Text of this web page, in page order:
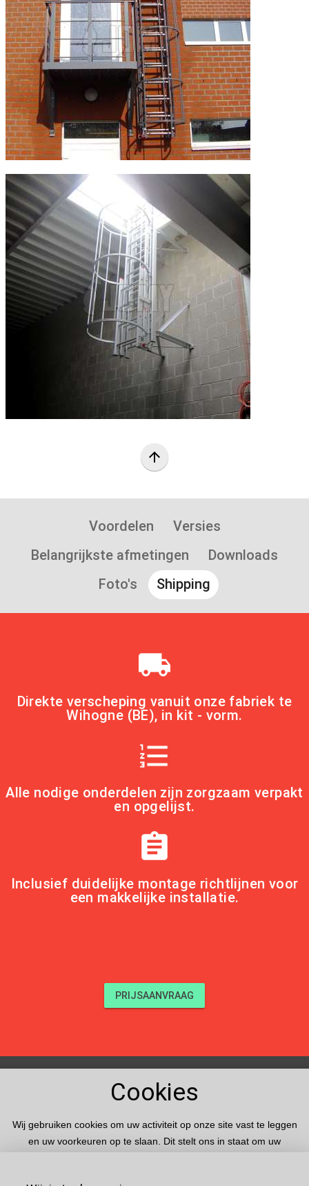
arrow_upward
Voordelen
Versies
Belangrijkste afmetingen
Downloads
Foto's
Shipping
local_shipping
Direkte verscheping vanuit onze fabriek te
Wihogne (BE), in kit - vorm.
format_list_numbered
Alle nodige onderdelen zijn zorgzaam verpakt
en opgelijst.
assignment
Inclusief duidelijke montage richtlijnen voor
een makkelijke installatie.
PRIJSAANVRAAG
Oplossingen
Cookies
Wij gebruiken cookies om uw activiteit op onze site vast te leggen
en uw voorkeuren op te slaan. Dit stelt ons in staat om uw